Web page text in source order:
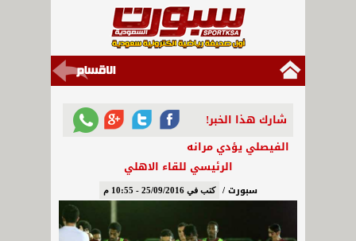
شارك هذا الخبر!
الفيصلي يؤدي مرانه
الرئيسي للقاء الاهلي
سبورت / كتب في 25/09/2016 - 10:55 م